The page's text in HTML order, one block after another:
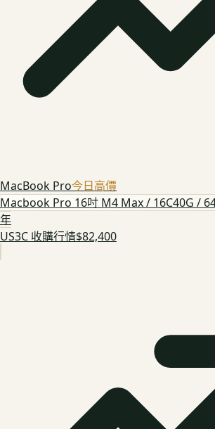
MacBook Pro今日高價
Macbook Pro 16吋 M4 Max / 16C40G /
年
US3C 收購行情$82,400